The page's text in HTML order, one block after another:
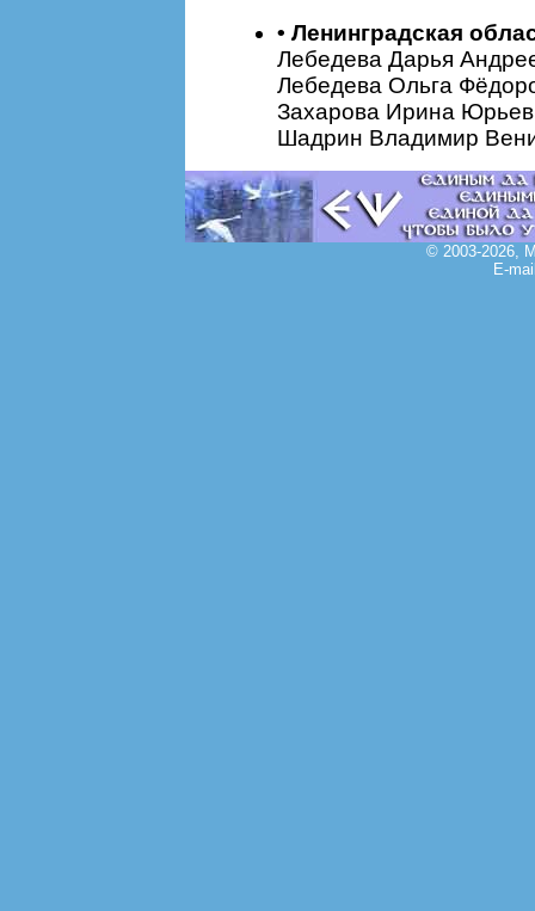
• Ленинградская
Лебедева Дарья
Лебедева Ольга
Захарова Ирина
Шадрин Владимир
© 2003-2026,
E-